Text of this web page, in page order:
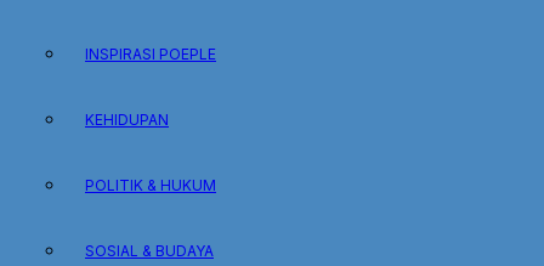
INSPIRASI POEPLE
KEHIDUPAN
POLITIK & HUKUM
SOSIAL & BUDAYA